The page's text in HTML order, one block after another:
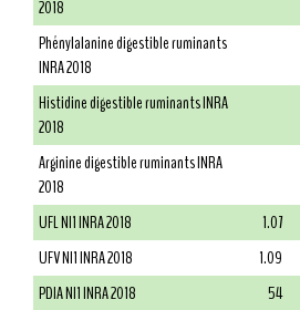
2018
Phénylalanine digestible ruminants
INRA 2018
Histidine digestible ruminants INRA
2018
Arginine digestible ruminants INRA
2018
UFL NI1 INRA 2018
1.07
UFV NI1 INRA 2018
1.09
PDIA NI1 INRA 2018
54